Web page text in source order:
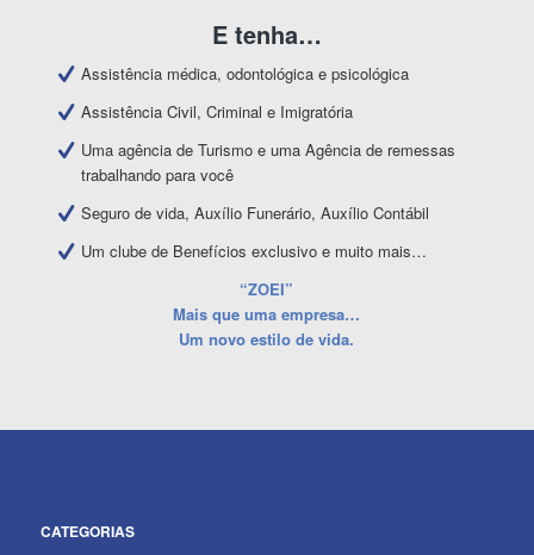
E tenha…
Assistência médica, odontológica e psicológica
Assistência Civil, Criminal e Imigratória
Uma agência de Turismo e uma Agência de remessas
trabalhando para você
Seguro de vida, Auxílio Funerário, Auxílio Contábil
Um clube de Benefícios exclusivo e muito mais…
“ZOEI”
Mais que uma empresa…
Um novo estilo de vida.
CATEGORIAS